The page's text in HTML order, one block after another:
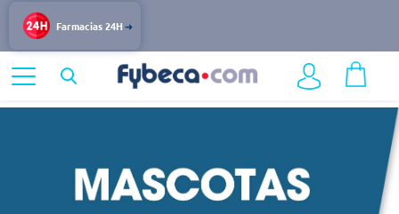
Farmacias 24H
Snacks